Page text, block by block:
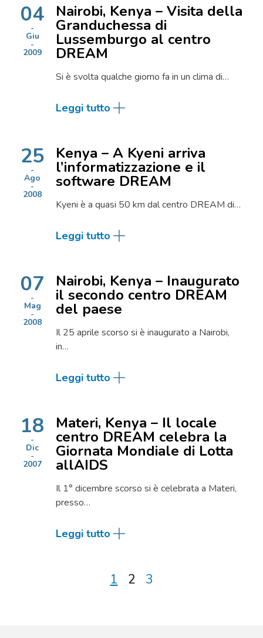
04
Giu
2009
Nairobi, Kenya – Visita della
Granduchessa di
Lussemburgo al centro
DREAM
Si è svolta qualche giorno fa in un clima di…
Leggi tutto
25
Ago
2008
Kenya – A Kyeni arriva
l’informatizzazione e il
software DREAM
Kyeni è a quasi 50 km dal centro DREAM di…
Leggi tutto
07
Mag
2008
Nairobi, Kenya – Inaugurato
il secondo centro DREAM
del paese
Il 25 aprile scorso si è inaugurato a Nairobi,
in…
Leggi tutto
18
Dic
2007
Materi, Kenya – Il locale
centro DREAM celebra la
Giornata Mondiale di Lotta
allAIDS
Il 1° dicembre scorso si è celebrata a Materi,
presso…
Leggi tutto
1 2 3